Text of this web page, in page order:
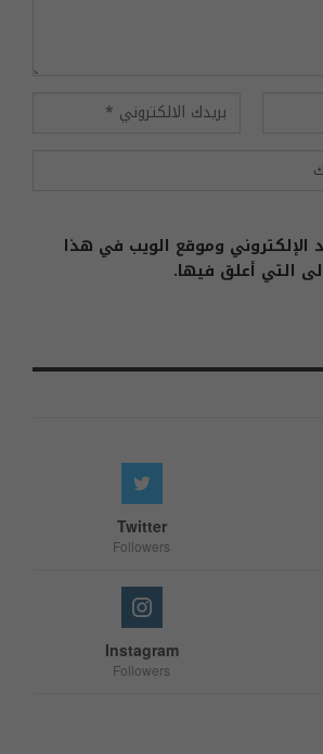
الإلكتروني وموقع الويب في هذا
التي أعلق فيها.
Twitter
Followers
Instagram
Followers